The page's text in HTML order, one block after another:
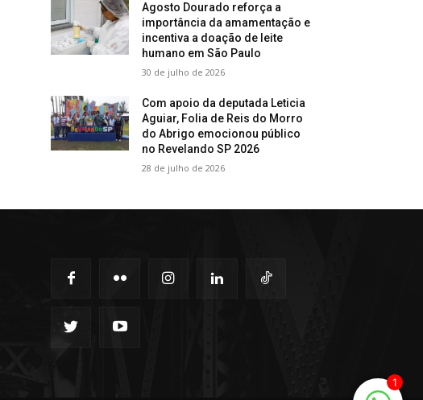
Agosto Dourado reforça a
importância da amamentação e
incentiva a doação de leite
humano em São Paulo
30 de julho de 2026
Com apoio da deputada Leticia
Aguiar, Folia de Reis do Morro
do Abrigo emocionou público
no Revelando SP 2026
28 de julho de 2026
1